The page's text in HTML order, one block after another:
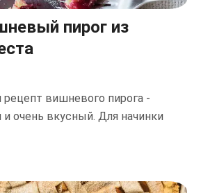
пирог из
вишневого пирога -
очень вкусный. Для начинки